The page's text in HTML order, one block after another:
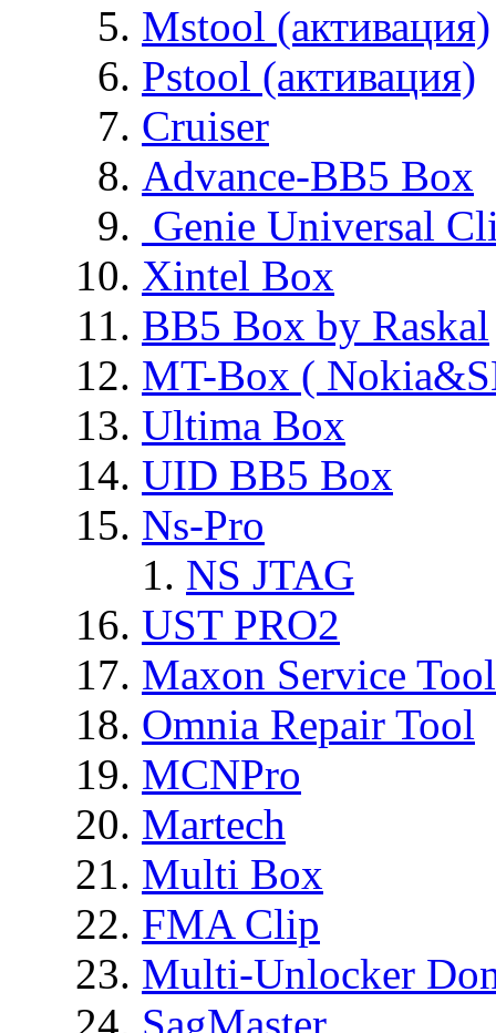
Mstool (активация)
Pstool (активация)
Cruiser
Advance-BB5 Box
Genie Universal
Xintel Box
BB5 Box by Raskal
MT-Box (
Ultima Box
UID BB5 Box
Ns-Pro
NS JTAG
UST PRO2
Maxon Service
Omnia Repair Tool
MCNPro
Martech
Multi Box
FMA Clip
Multi-Unlocker
SagMaster